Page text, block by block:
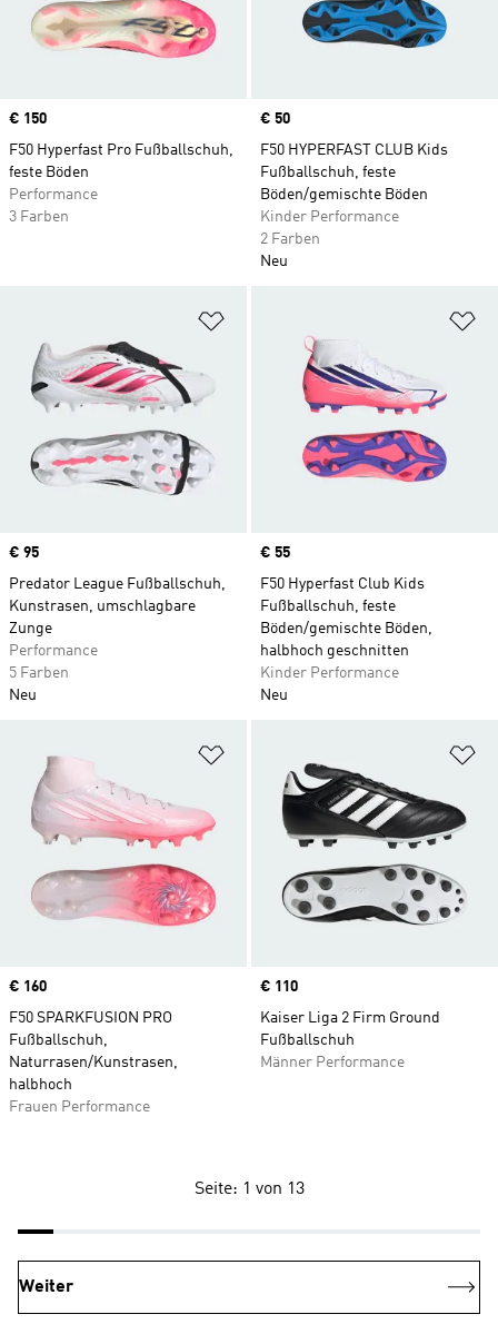
Price
€ 150
F50 Hyperfast Pro Fußballschuh,
feste Böden
Performance
3 Farben
Price
€ 50
F50 HYPERFAST CLUB Kids
Fußballschuh, feste
Böden/gemischte Böden
Kinder Performance
2 Farben
Neu
Price
€ 95
Predator League Fußballschuh,
Kunstrasen, umschlagbare
Zunge
Performance
5 Farben
Neu
Price
€ 55
F50 Hyperfast Club Kids
Fußballschuh, feste
Böden/gemischte Böden,
halbhoch geschnitten
Kinder Performance
Neu
Price
€ 160
F50 SPARKFUSION PRO
Fußballschuh,
Naturrasen/Kunstrasen,
halbhoch
Frauen Performance
Price
€ 110
Kaiser Liga 2 Firm Ground
Fußballschuh
Männer Performance
Seite: 1 von 13
Weiter